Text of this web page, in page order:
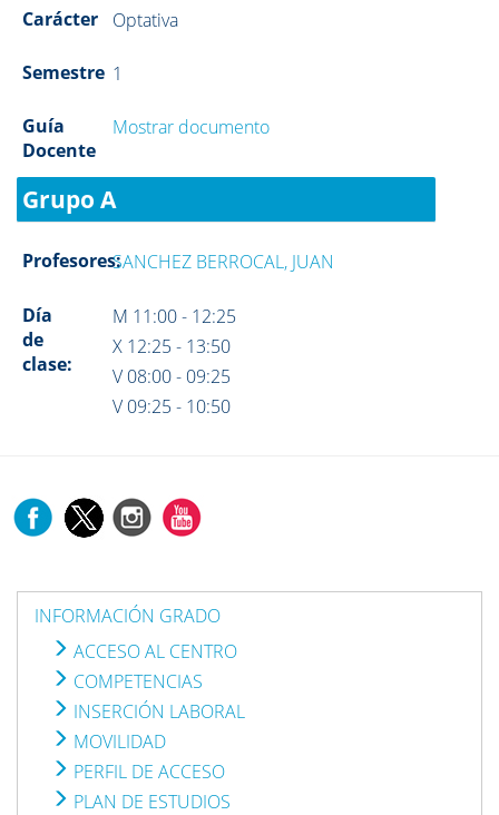
Carácter Optativa
Semestre 1
Guía
Docente
Mostrar documento
Grupo A
Profesores:SANCHEZ BERROCAL, JUAN
Día
de
clase:
M 11:00 - 12:25
X 12:25 - 13:50
V 08:00 - 09:25
V 09:25 - 10:50
INFORMACIÓN GRADO
ACCESO AL CENTRO
COMPETENCIAS
INSERCIÓN LABORAL
MOVILIDAD
PERFIL DE ACCESO
PLAN DE ESTUDIOS